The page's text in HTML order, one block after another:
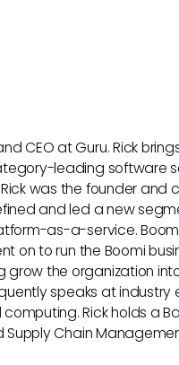
de tecnología
operativas
CEO at Guru. Rick
leading software
was the founder and
and led a new
as-a-service.
on to run the Boomi
grow the organization
speaks at
Rick holds a
Supply Chain